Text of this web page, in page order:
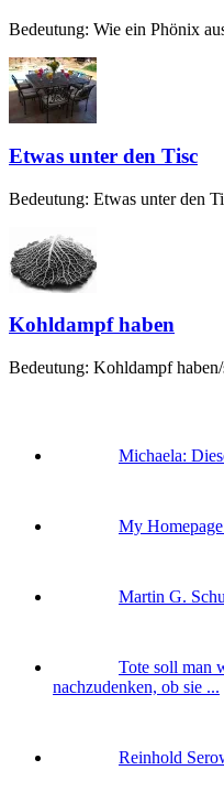
Bedeutung: Wie ein Phönix
Etwas unter den Tisc
Bedeutung: Etwas unter den
Kohldampf haben
Bedeutung: Kohldampf
Michaela:
My
Martin G.
Tote soll man
nachzudenken, ob sie ...
Reinhold